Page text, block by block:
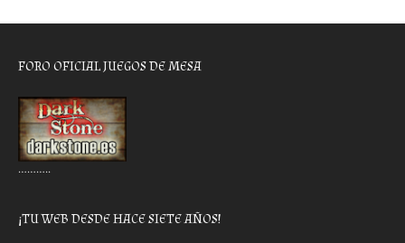
FORO OFICIAL JUEGOS DE MESA
………..
¡TU WEB DESDE HACE SIETE AÑOS!